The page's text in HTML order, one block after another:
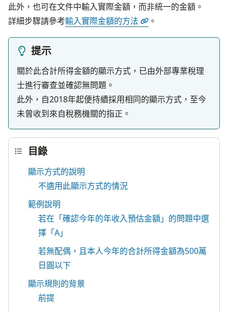
此外，也可在文件中輸入實際金額，而非統一的金額。
詳細步驟請參考輸入實際金額的方法 。
提示
關於此合計所得金額的顯示方式，已由外部專業稅理
士進行審查並確認無問題。
此外，自2018年起便持續採用相同的顯示方式，至今
未曾收到來自稅務機關的指正。
目錄
顯示方式的說明
不適用此顯示方式的情況
範例說明
若在「確認今年的年收入預估金額」的問題中選
擇「A」
若無配偶，且本人今年的合計所得金額為500萬
日圓以下
顯示規則的背景
前提